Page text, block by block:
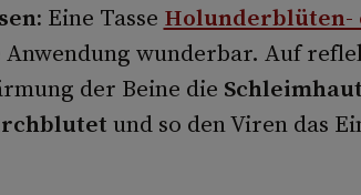
Eine Tasse Holunderblüten-
Anwendung wunderbar. Auf
der Beine die
und so den Viren das